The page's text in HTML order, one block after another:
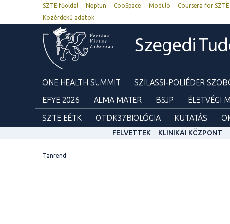
SZTE főoldal Neptun CooSpace Modulo Coursera for SZTE
Közérdekű adatok
Szegedi
ONE HEALTH SUMMIT SZILASSI-POLIÉDER
EFYE 2026
ALMA MATER BSJP ÉLETVÉGI
SZTE EÉTK
OTDK37BIOLÓGIA KUTATÁS
FELVETTEK KLINIKAI KÖZPONT
Tanrend